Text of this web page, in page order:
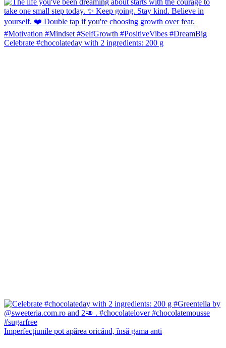
Celebrate #chocolateday with 2 ingredients: 200 g
Imperfecțiunile pot apărea oricând, însă gama anti